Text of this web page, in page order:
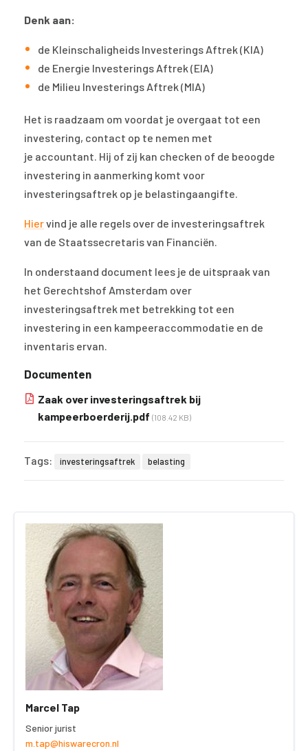
Denk aan:
de Kleinschaligheids Investerings Aftrek (KIA)
de Energie Investerings Aftrek (EIA)
de Milieu Investerings Aftrek (MIA)
Het is raadzaam om voordat je overgaat tot een
investering, contact op te nemen met
je accountant. Hij of zij kan checken of de beoogde
investering in aanmerking komt voor
investeringsaftrek op je belastingaangifte.
Hiervind je alle regels over de investeringsaftrek
van de Staatssecretaris van Financiën.
In onderstaand document lees je de uitspraak van
het Gerechtshof Amsterdam over
investeringsaftrek met betrekking tot een
investering in een kampeeraccommodatie en de
inventaris ervan.
Documenten
Zaak over investeringsaftrek bij
kampeerboerderij.pdf (108.42 KB)
Tags: investeringsaftrek belasting
Marcel Tap
Senior jurist
m.tap@hiswarecron.nl